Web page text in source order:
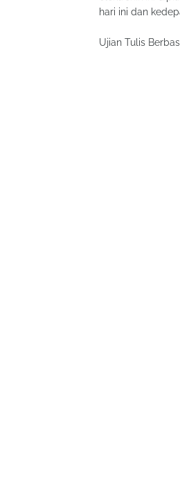
hari ini dan
Ujian Tulis